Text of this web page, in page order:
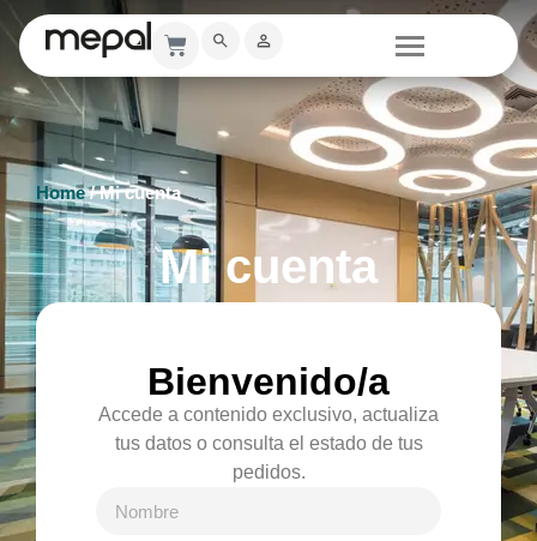
Home/ Mi cuenta
Mi cuenta
Bienvenido/a
Accede a contenido exclusivo, actualiza
tus datos o consulta el estado de tus
pedidos.